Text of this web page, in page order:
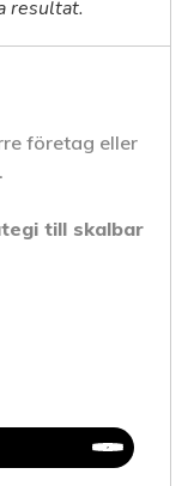
resultat.
företag eller
till skalbar